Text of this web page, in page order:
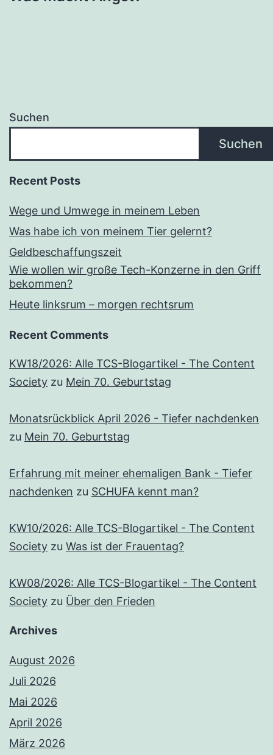
Suchen
Suchen
Recent Posts
Wege und Umwege in meinem Leben
Was habe ich von meinem Tier gelernt?
Geldbeschaffungszeit
Wie wollen wir große Tech-Konzerne in den Griff
bekommen?
Heute linksrum – morgen rechtsrum
Recent Comments
KW18/2026: Alle TCS-Blogartikel - The Content
Society zu Mein 70. Geburtstag
Monatsrückblick April 2026 - Tiefer nachdenken
zu Mein 70. Geburtstag
Erfahrung mit meiner ehemaligen Bank - Tiefer
nachdenken zu SCHUFA kennt man?
KW10/2026: Alle TCS-Blogartikel - The Content
Society zu Was ist der Frauentag?
KW08/2026: Alle TCS-Blogartikel - The Content
Society zu Über den Frieden
Archives
August 2026
Juli 2026
Mai 2026
April 2026
März 2026